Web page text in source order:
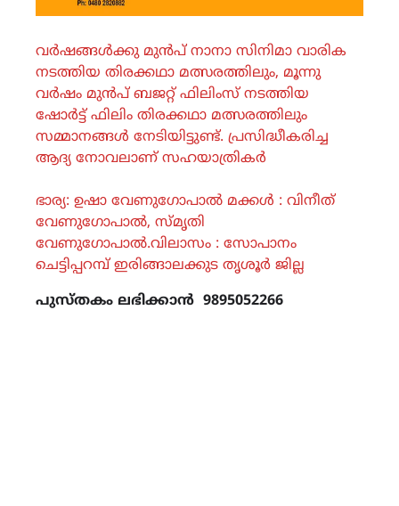
വർഷങ്ങൾക്കു മുൻപ് നാനാ സിനിമാ വാരിക
നടത്തിയ തിരക്കഥാ മത്സരത്തിലും, മൂന്നു
വർഷം മുൻപ് ബജറ്റ് ഫിലിംസ് നടത്തിയ
ഷോർട്ട് ഫിലിം തിരക്കഥാ മത്സരത്തിലും
സമ്മാനങ്ങൾ നേടിയിട്ടുണ്ട്. പ്രസിദ്ധീകരിച്ച
ആദ്യ നോവലാണ് സഹയാത്രികർ
ഭാര്യ: ഉഷാ വേണുഗോപാൽ മക്കൾ : വിനീത്
വേണുഗോപാൽ, സ്‌മൃതി
വേണുഗോപാൽ.വിലാസം : സോപാനം
ചെട്ടിപ്പറമ്പ് ഇരിങ്ങാലക്കുട തൃശൂർ ജില്ല
പുസ്തകം ലഭിക്കാൻ 9895052266